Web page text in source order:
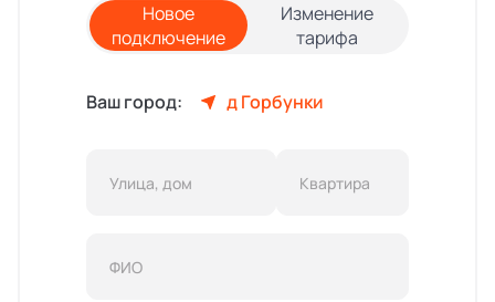
Новое
подключение
Изменение
тарифа
Ваш город: д Горбунки